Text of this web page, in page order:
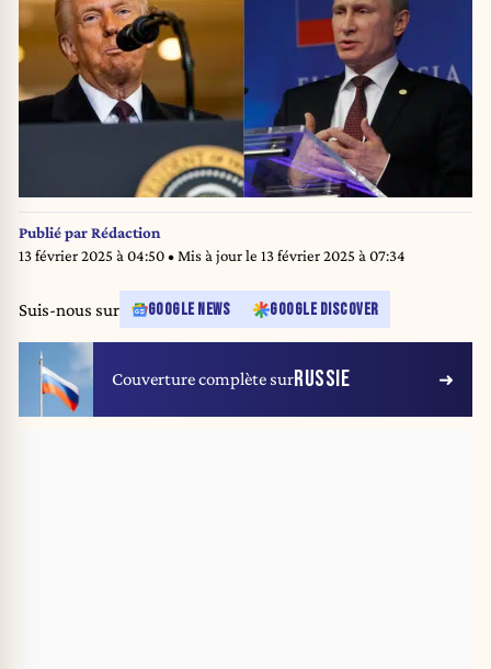
Publié parRédaction
13 février 2025 à 04:50• Mis à jour le 13 février 2025 à 07:34
Suis-nous sur GOOGLE NEWS GOOGLE DISCOVER
Couverture complète surRUSSIE